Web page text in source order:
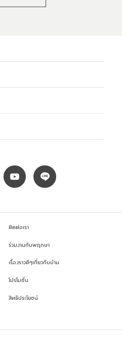
ติดต่อเรา
ร่วมงานกับพฤกษา
เรื่องราวดีๆเกี่ยวกับบ้าน
โปรโมชั่น
สิทธิประโยชน์